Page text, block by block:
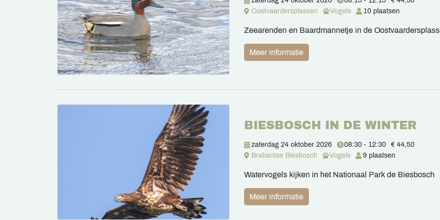
Oostvaardersplassen
Vogels 10 plaatsen
Zeearenden en Baardmannetje in de
Meer informatie
BIESBOSCH IN DE WINTER
zaterdag 24 oktober 2026 08:30 - 12:30
€ 44,50
Brabantse Biesbosch
Vogels 9 plaatsen
Watervogels kijken in het Nationaal Park de Biesbosch
Meer informatie